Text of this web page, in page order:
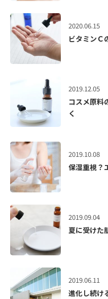
2020.06.15
ビタミンＣ
2019.12.05
コスメ原料
く
2019.10.08
保湿重視？
2019.09.04
夏に受けた
2019.06.11
進化し続け